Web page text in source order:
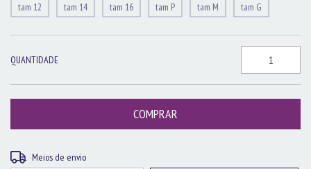
tam 12 tam 14 tam 16 tam P tam M tam G
QUANTIDADE
Entregas para o CEP:
Meios de envio